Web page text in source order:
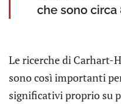
che sono circa
Le ricerche di Carhart-
sono così importanti
significativi proprio su